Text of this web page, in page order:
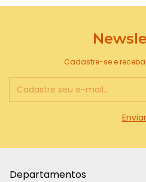
Cadastre-se e
Departamentos